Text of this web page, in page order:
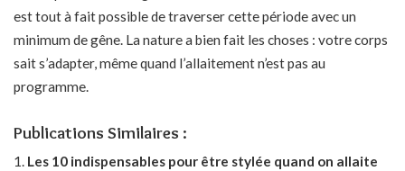
est tout à fait possible de traverser cette période avec un
minimum de gêne. La nature a bien fait les choses : votre corps
sait s’adapter, même quand l’allaitement n’est pas au
programme.
Publications Similaires :
Les 10 indispensables pour être stylée quand on allaite